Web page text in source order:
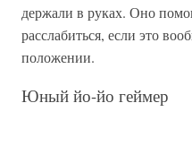
держали в руках. Оно
расслабиться, если это
положении.
Юный йо-йо геймер